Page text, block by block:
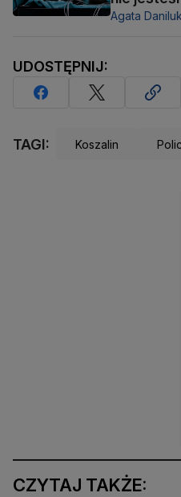
Agata
UDOSTĘPNIJ:
TAGI: Koszalin
CZYTAJ TAKŻE: